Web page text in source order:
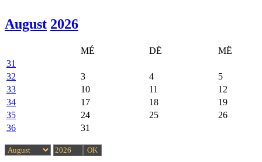
August 2026
MÉ DË
MË
31
32
3 4
5
33
10 11
12
34
17 18
19
35
24 25
26
36
31